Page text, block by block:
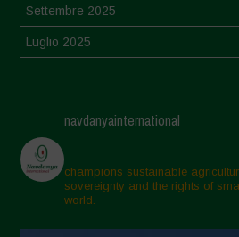
Settembre 2025
Luglio 2025
Aprile 2025
Marzo 2025
Febbraio 2025
Gennaio 2025
navdanyainternational
champions sustainable
sovereignty and the rights of
world.